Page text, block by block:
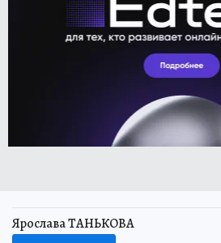
Ярослава ТАНЬКОВА